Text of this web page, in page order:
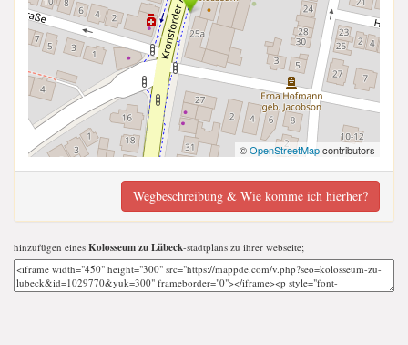
©OpenStreetMapcontributors
Wegbeschreibung & Wie komme ich hierher?
hinzufügen eines Kolosseum zu Lübeck-stadtplans zu ihrer webseite;